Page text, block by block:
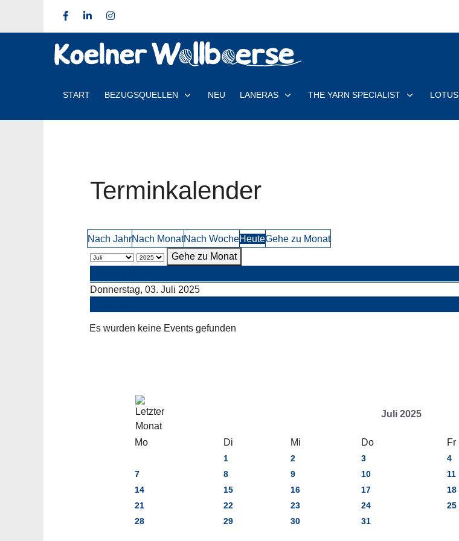
START BEZUGSQUELLEN NEU LANERAS THE YARN SPECIALIST LOTUS
Terminkalender
Nach JahrNach MonatNach WocheHeuteGehe zu Monat
Gehe zu Monat
Donnerstag, 03. Juli 2025
Es wurden keine Events gefunden
Juli 2025
Mo Di Mi Do Fr
1 2 3 4
7
8 9 10 11
14
15 16 17 18
21
22 23 24 25
28
29 30 31